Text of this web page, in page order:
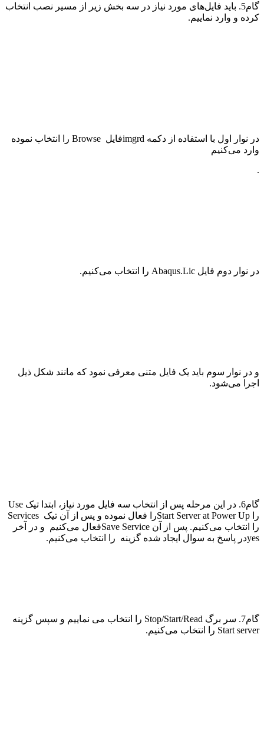
گام5. باید فایل‌های مورد نیاز در سه بخش زیر از مسیر نصب انتخاب
کرده و وارد نماییم.
در نوار اول با استفاده از دکمه Browse فایلimgrd
را انتخاب نموده
وارد می‌کنیم
.
در نوار دوم فایل Abaqus.Lic را انتخاب می‌کنیم.
و در نوار سوم باید یک فایل متنی معرفی نمود که مانند شکل ذیل
اجرا می‌شود.
گام6. در این مرحله پس از انتخاب سه فایل مورد نیاز، ابتدا تیک
Use
Services را فعال نموده و پس از آن تیکStart Server at Power Up
را
فعال می‌کنیم و در آخرSave Service را انتخاب می‌کنیم. پس از آن
در پاسخ به سوال ایجاد شده گزینهyes را انتخاب می‌کنیم.
گام7. سر برگ Stop/Start/Read را انتخاب می نماییم و سپس گزینه
Start server را انتخاب می‌کنیم.